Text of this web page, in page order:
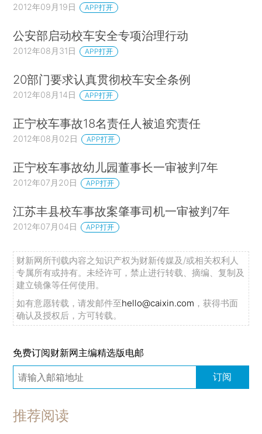
2012年09月19日 APP打开
公安部启动校车安全专项治理行动
2012年08月31日 APP打开
20部门要求认真贯彻校车安全条例
2012年08月14日 APP打开
正宁校车事故18名责任人被追究责任
2012年08月02日 APP打开
正宁校车事故幼儿园董事长一审被判7年
2012年07月20日 APP打开
江苏丰县校车事故案肇事司机一审被判7年
2012年07月04日 APP打开
财新网所刊载内容之知识产权为财新传媒及/或相关权利人
专属所有或持有。未经许可，禁止进行转载、摘编、复制及
建立镜像等任何使用。
如有意愿转载，请发邮件至hello@caixin.com ，获得书面
确认及授权后，方可转载。
免费订阅财新网主编精选版电邮
订阅
推荐阅读